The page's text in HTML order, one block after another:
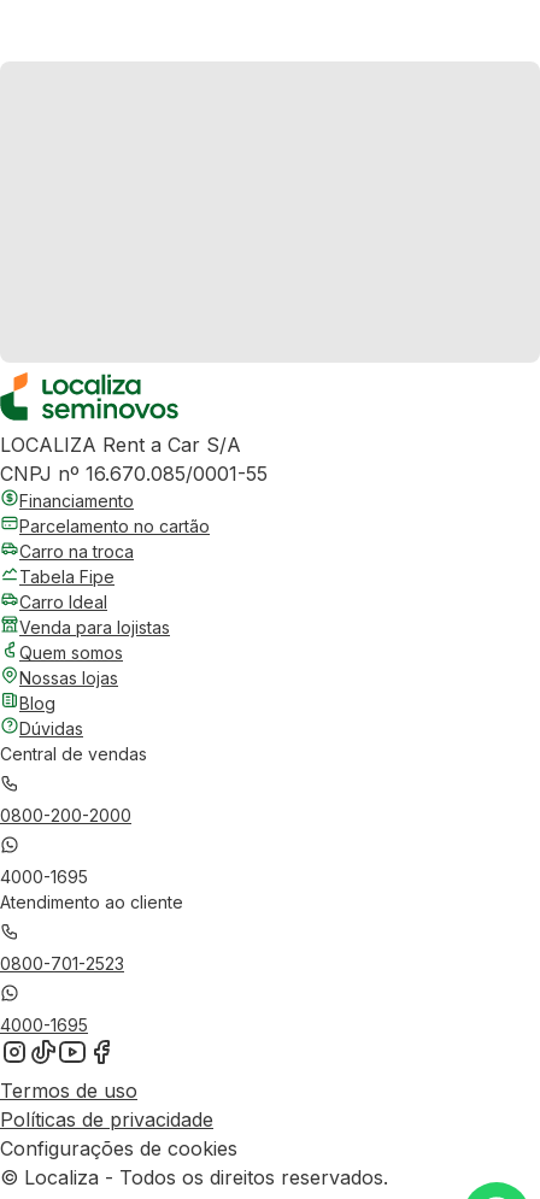
LOCALIZA Rent a Car S/A
CNPJ nº 16.670.085/0001-55
Financiamento
Parcelamento no cartão
Carro na troca
Tabela Fipe
Carro Ideal
Venda para lojistas
Quem somos
Nossas lojas
Blog
Dúvidas
Central de vendas
0800-200-2000
4000-1695
Atendimento ao cliente
0800-701-2523
4000-1695
Termos de uso
Políticas de privacidade
Configurações de cookies
© Localiza - Todos os direitos reservados.